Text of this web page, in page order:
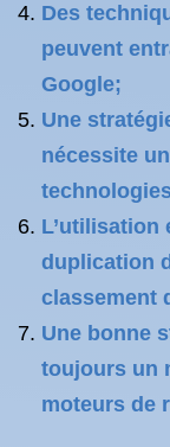
Des
peuvent
Google;
Une
nécessite
L’utilisation
duplication
classement
Une bonne
toujours un
moteurs de